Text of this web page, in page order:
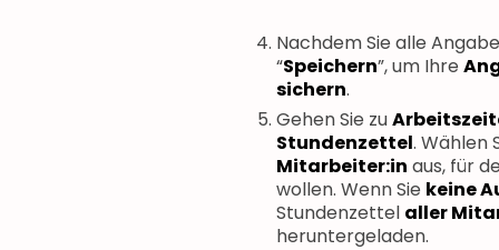
Nachdem Sie alle
“Speichern”, um Ihre
sichern.
Gehen Sie zu
Stundenzettel. Wählen
Mitarbeiter:in aus, für
wollen. Wenn Sie keine
Stundenzettel aller
heruntergeladen.